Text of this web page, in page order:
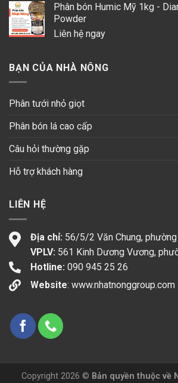
Phân bón Humic Mỹ 1kg -
Powder
Liên hệ ngay
BẠN CỦA NHÀ NÔNG
Phân tưới nhỏ giọt
Phân bón lá cao cấp
Câu hỏi thường gặp
Hỗ trợ khách hàng
LIÊN HỆ
Địa chỉ: 56/5/2 Văn Chung, phường
VPLV: 561 Kinh Dương Vương,
Hotline: 090 945 25 26
Website: www.nhatnonggroup.com
Copyright 2026 © Bản quyền thuộc về